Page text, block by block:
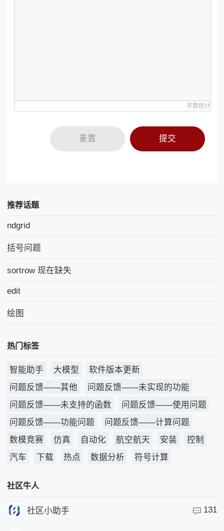
字数统计
重置 提交
推荐话题
ndgrid
括号问题
sortrow 现在缺失
edit
绘图
热门标签
智能助手 大模型
软件版本更新
问题反馈——其他
问题反馈——未实现的功能
问题反馈——未支持的函数
问题反馈——使用问题
问题反馈——功能问题
问题反馈——计算问题
数模竞赛
仿真 自动化 航空航天 安装
控制
汽车
下载 热点 数据分析 符号计算
社区牛人
社区小助手 131